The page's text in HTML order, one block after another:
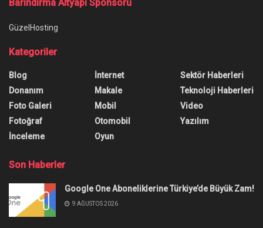
Xiaomi 15 Pro kamera
özellikleri sızdırıldı!
Xiaomi 15 Pro Kamera Özellikleri Sızdırıldı:
Mükemmel Çekimler İçin Dörtlü Kamera Sistemi
ve Daha Fazlası Bekleniyor.
Yazar: Sergen Küçük